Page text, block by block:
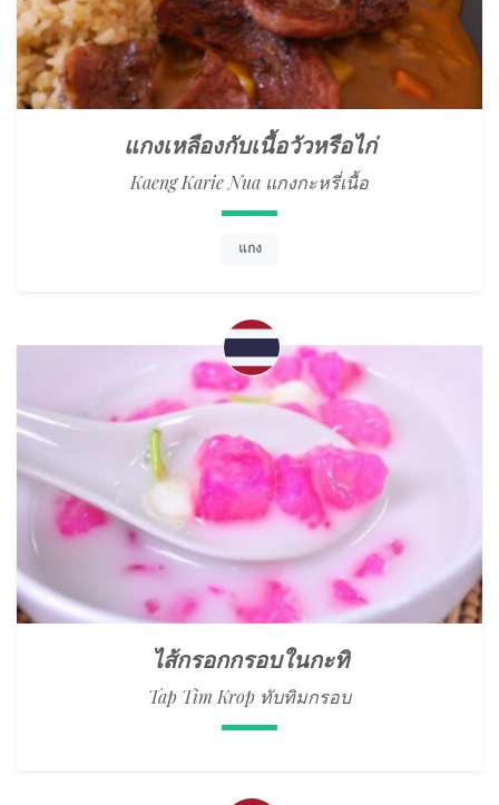
แกงเหลืองกับเนื้อวัวหรือไก่
Kaeng Karie Nua แกงกะหรี่เนื้อ
แกง
ไส้กรอกกรอบในกะทิ
Tap Tim Krop ทับทิมกรอบ